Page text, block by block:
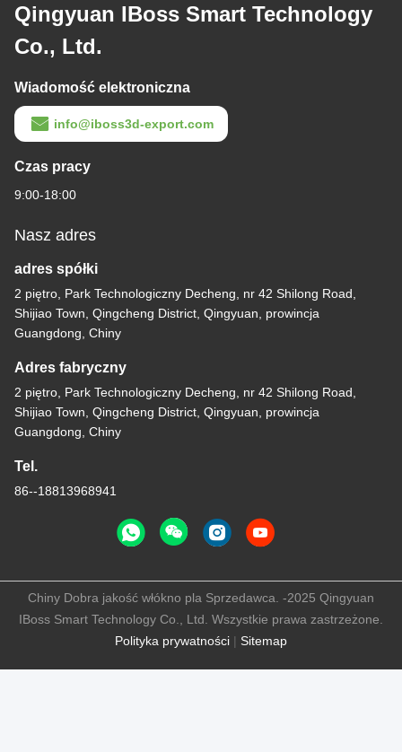
Qingyuan IBoss Smart Technology
Co., Ltd.
Wiadomość elektroniczna
info@iboss3d-export.com
Czas pracy
9:00-18:00
Nasz adres
adres spółki
2 piętro, Park Technologiczny Decheng, nr 42 Shilong Road,
Shijiao Town, Qingcheng District, Qingyuan, prowincja
Guangdong, Chiny
Adres fabryczny
2 piętro, Park Technologiczny Decheng, nr 42 Shilong Road,
Shijiao Town, Qingcheng District, Qingyuan, prowincja
Guangdong, Chiny
Tel.
86--18813968941
Polityka prywatności | Sitemap
Chiny Dobra jakość włókno pla Sprzedawca. -2025 Qingyuan
IBoss Smart Technology Co., Ltd. Wszystkie prawa zastrzeżone.